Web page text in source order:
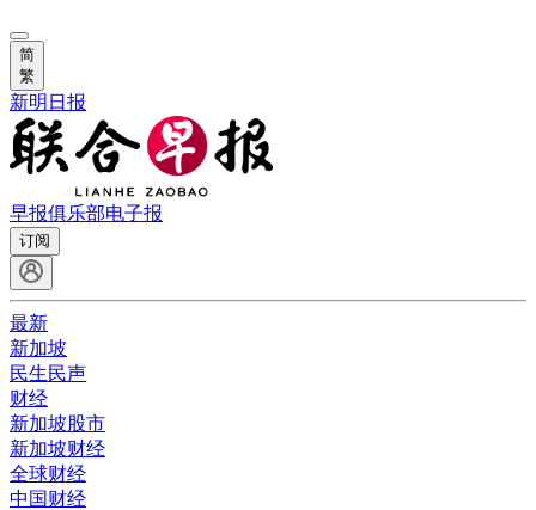
简
繁
新明日报
早报俱乐部电子报
订阅
最新
新加坡
民生民声
财经
新加坡股市
新加坡财经
全球财经
中国财经